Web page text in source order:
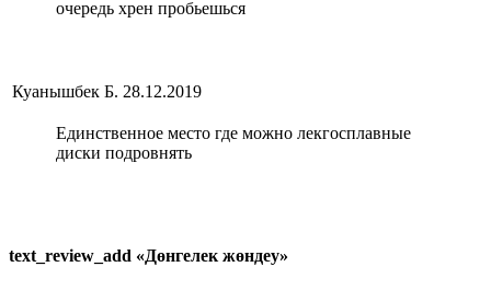
очередь хрен пробьешься
Куанышбек Б. 28.12.2019
Единственное место где можно лекгосплавные
диски подровнять
text_review_add «Дөнгелек жөндеу»